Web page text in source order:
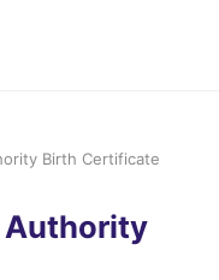
Birth Certificate
Authority